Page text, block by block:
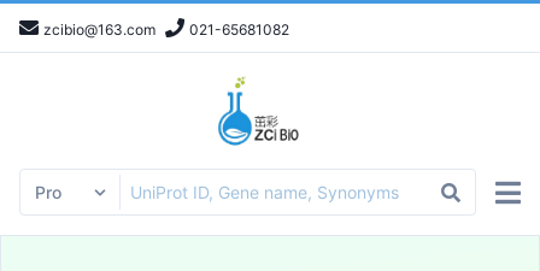
zcibio@163.com 021-65681082